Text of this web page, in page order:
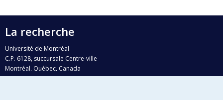
La recherche
Université de Montréal
C.P. 6128, succursale Centre-ville
Montréal, Québec, Canada
H3C 3J7